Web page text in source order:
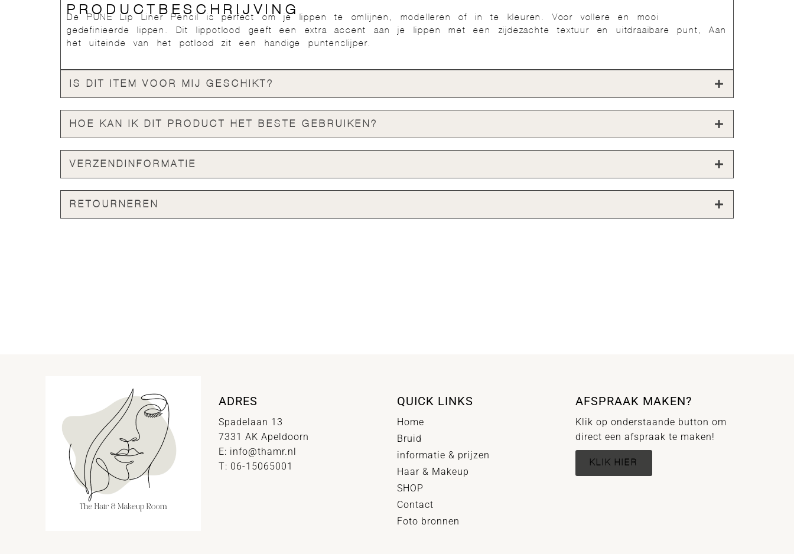
PRODUCTBESCHRIJVING
De PUNE Lip Liner Pencil is perfect om je lippen te omlijnen, modelleren of in te kleuren. Voor vollere en mooi
gedefinieerde lippen. Dit lippotlood geeft een extra accent aan je lippen met een zijdezachte textuur en uitdraaibare punt, Aan
het uiteinde van het potlood zit een handige puntenslijper.
IS DIT ITEM VOOR MIJ GESCHIKT?
HOE KAN IK DIT PRODUCT HET BESTE GEBRUIKEN?
VERZENDINFORMATIE
RETOURNEREN
ADRES
Spadelaan 13
7331 AK Apeldoorn
E: info@thamr.nl
T: 06-15065001
QUICK LINKS
Home
Bruid
informatie & prijzen
Haar & Makeup
SHOP
Contact
Foto bronnen
AFSPRAAK MAKEN?
Klik op onderstaande button om
direct een afspraak te maken!
KLIK HIER